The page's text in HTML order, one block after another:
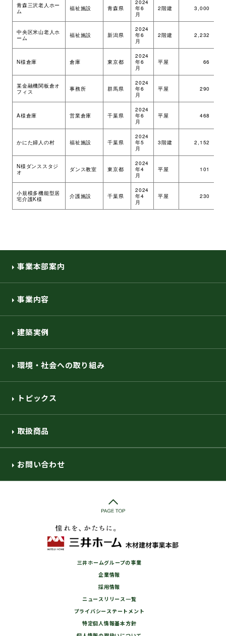
青森三沢老人ホー
ム
福祉施設 青森県
2024
年6
月
2階建 3,000
中央区米山老人ホ
ーム
福祉施設 新潟県
2024
年6
月
2階建 2,232
N様倉庫 倉庫 東京都
2024
年6
月
平屋 66
某金融機関板倉オ
フィス
事務所 群馬県
2024
年6
月
平屋 290
A様倉庫 営業倉庫 千葉県
2024
年6
月
平屋 468
かにた婦人の村 福祉施設 千葉県
2024
年5
月
3階建 2,152
N様ダンススタジ
オ
ダンス教室 東京都
2024
年4
月
平屋 101
小規模多機能型居
宅介護K様
介護施設 千葉県
2024
年4
月
平屋 230
事業本部案内
事業内容
建築実例
環境・社会への取り組み
トピックス
取扱商品
お問い合わせ
三井ホームグループの事業
企業情報
採用情報
ニュースリリース一覧
プライバシーステートメント
特定個人情報基本方針